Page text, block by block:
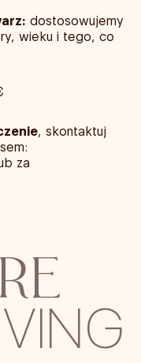
dostosowujemy
wieku i tego, co
, skontaktuj
za